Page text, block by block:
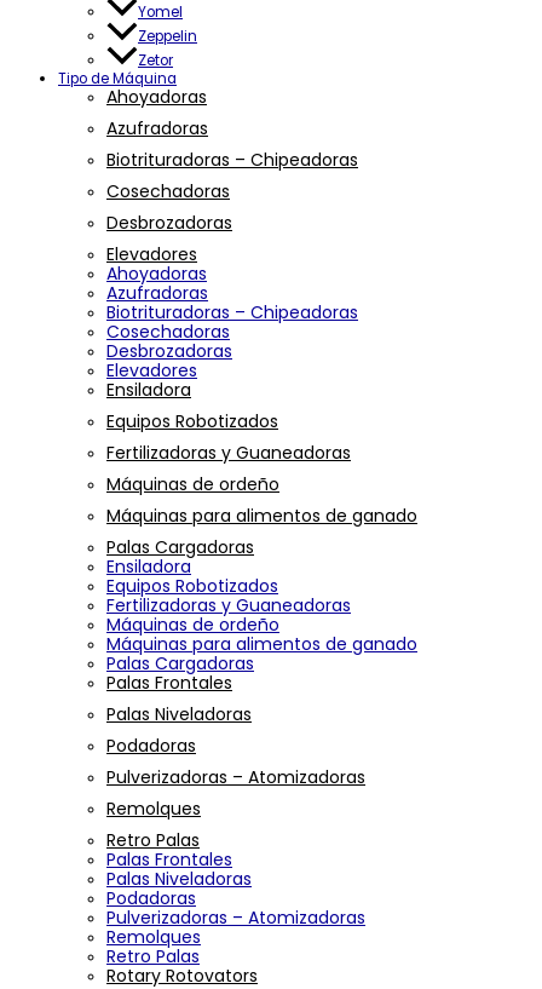
Yomel
Zeppelin
Zetor
Tipo de Máquina
Ahoyadoras
Azufradoras
Biotrituradoras – Chipeadoras
Cosechadoras
Desbrozadoras
Elevadores
Ahoyadoras
Azufradoras
Biotrituradoras – Chipeadoras
Cosechadoras
Desbrozadoras
Elevadores
Ensiladora
Equipos Robotizados
Fertilizadoras y Guaneadoras
Máquinas de ordeño
Máquinas para alimentos de ganado
Palas Cargadoras
Ensiladora
Equipos Robotizados
Fertilizadoras y Guaneadoras
Máquinas de ordeño
Máquinas para alimentos de ganado
Palas Cargadoras
Palas Frontales
Palas Niveladoras
Podadoras
Pulverizadoras – Atomizadoras
Remolques
Retro Palas
Palas Frontales
Palas Niveladoras
Podadoras
Pulverizadoras – Atomizadoras
Remolques
Retro Palas
Rotary Rotovators